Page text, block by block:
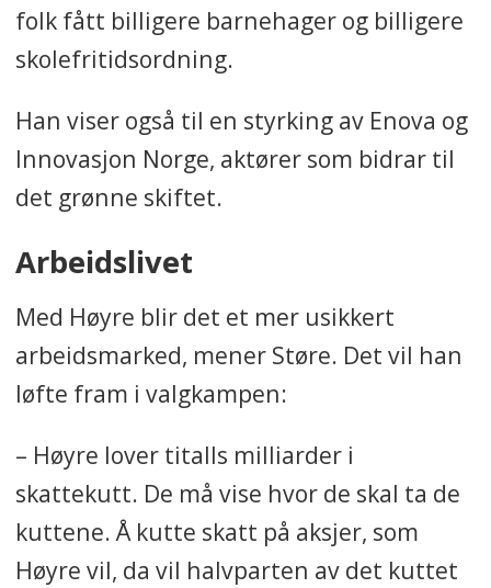
folk fått billigere barnehager og billigere
skolefritidsordning.
Han viser også til en styrking av Enova og
Innovasjon Norge, aktører som bidrar til
det grønne skiftet.
Arbeidslivet
Med Høyre blir det et mer usikkert
arbeidsmarked, mener Støre. Det vil han
løfte fram i valgkampen:
– Høyre lover titalls milliarder i
skattekutt. De må vise hvor de skal ta de
kuttene. Å kutte skatt på aksjer, som
Høyre vil, da vil halvparten av det kuttet